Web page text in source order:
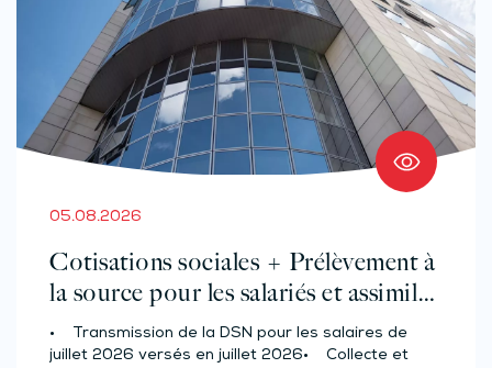
05.08.2026
Cotisations sociales + Prélèvement à
la source pour les salariés et assimilés
(effectif d’au moins 50 salariés)
• Transmission de la DSN pour les salaires de
juillet 2026 versés en juillet 2026• Collecte et